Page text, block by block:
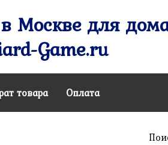
Москве для
Game.ru
товара Оплата